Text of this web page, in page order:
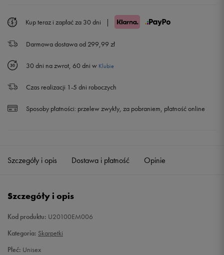
43-46 Powiadom o dostępności
Kup teraz i zapłać za 30 dni |
Darmowa dostawa od 299,99 zł
30 dni na zwrot, 60 dni w Klubie
Czas realizacji 1-5 dni roboczych
Sposoby płatności: przelew zwykły, za pobraniem, płatność online
Szczegóły i opis Dostawa i płatność Opinie
Szczegóły i opis
Kod produktu: U20100EM006
Kategoria: Skarpetki
Płeć: Unisex